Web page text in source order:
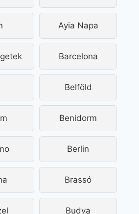
Ayia Napa
Barcelona
Belföld
Benidorm
Berlin
Brassó
Budva